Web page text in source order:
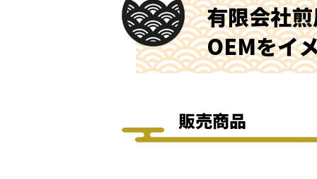
有限会社
OEMをイ
販売商品